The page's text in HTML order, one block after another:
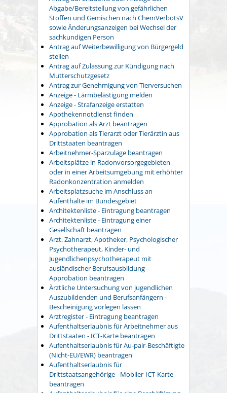
Abgabe/Bereitstellung von gefährlichen
Stoffen und Gemischen nach ChemVerbotsV
sowie Änderungsanzeigen bei Wechsel der
sachkundigen Person
Antrag auf Weiterbewilligung von Bürgergeld
stellen
Antrag auf Zulassung zur Kündigung nach
Mutterschutzgesetz
Antrag zur Genehmigung von Tierversuchen
Anzeige - Lärmbelästigung melden
Anzeige - Strafanzeige erstatten
Apothekennotdienst finden
Approbation als Arzt beantragen
Approbation als Tierarzt oder Tierärztin aus
Drittstaaten beantragen
Arbeitnehmer-Sparzulage beantragen
Arbeitsplätze in Radonvorsorgegebieten
oder in einer Arbeitsumgebung mit erhöhter
Radonkonzentration anmelden
Arbeitsplatzsuche im Anschluss an
Aufenthalte im Bundesgebiet
Architektenliste - Eintragung beantragen
Architektenliste - Eintragung einer
Gesellschaft beantragen
Arzt, Zahnarzt, Apotheker, Psychologischer
Psychotherapeut, Kinder- und
Jugendlichenpsychotherapeut mit
ausländischer Berufsausbildung –
Approbation beantragen
Ärztliche Untersuchung von jugendlichen
Auszubildenden und Berufsanfängern -
Bescheinigung vorlegen lassen
Arztregister - Eintragung beantragen
Aufenthaltserlaubnis für Arbeitnehmer aus
Drittstaaten - ICT-Karte beantragen
Aufenthaltserlaubnis für Au-pair-Beschäftigte
(Nicht-EU/EWR) beantragen
Aufenthaltserlaubnis für
Drittstaatsangehörige - Mobiler-ICT-Karte
beantragen